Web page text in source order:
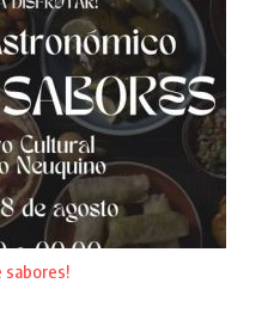
sabores!